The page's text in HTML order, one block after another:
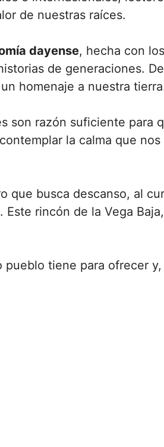
de nuestras raíces.
dayense, hecha con
de generaciones.
homenaje a nuestra
son razón suficiente para
la calma que
que busca descanso, al
rincón de la Vega
tiene para ofrecer